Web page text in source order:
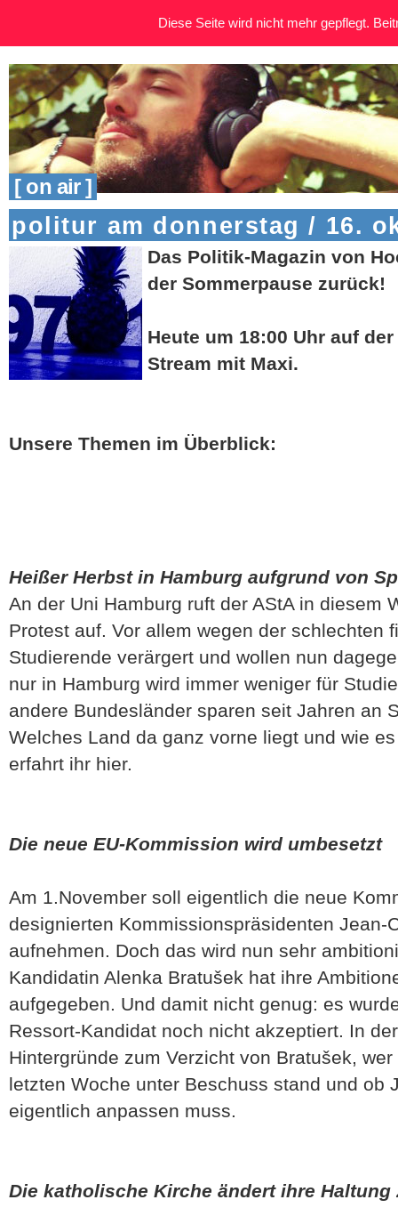
[ on air ]
politur am donnerstag / 16.
Das Politik-Magazin von
der Sommerpause zurück!
Heute um 18:00 Uhr auf
Stream mit Maxi.
Unsere Themen im Überblick:
Heißer Herbst in Hamburg aufgrund von
An der Uni Hamburg ruft der AStA in diesem
Protest auf. Vor allem wegen der schlechten
Studierende verärgert und wollen nun
nur in Hamburg wird immer weniger für
andere Bundesländer sparen seit Jahren an
Welches Land da ganz vorne liegt und wie
erfahrt ihr hier.
Die neue EU-Kommission wird umbesetzt
Am 1.November soll eigentlich die neue
designierten Kommissionspräsidenten Jean-
aufnehmen. Doch das wird nun sehr
Kandidatin Alenka Bratušek hat ihre
aufgegeben. Und damit nicht genug: es
Ressort-Kandidat noch nicht akzeptiert. In
Hintergründe zum Verzicht von Bratušek,
letzten Woche unter Beschuss stand und ob
eigentlich anpassen muss.
Die katholische Kirche ändert ihre
Diese Seite wird nicht mehr gepflegt.